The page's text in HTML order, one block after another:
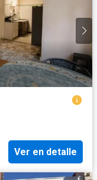
Ver en detalle